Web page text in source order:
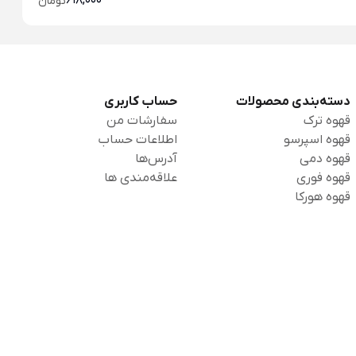
دسته‌بندی محصولات
قهوه ترک
قهوه اسپرسو
قهوه دمی
قهوه فوری
قهوه هورکا
حساب کاربری
سفارشات من
اطلاعات حساب
آدرس‌ها
علاقه‌مندی ها